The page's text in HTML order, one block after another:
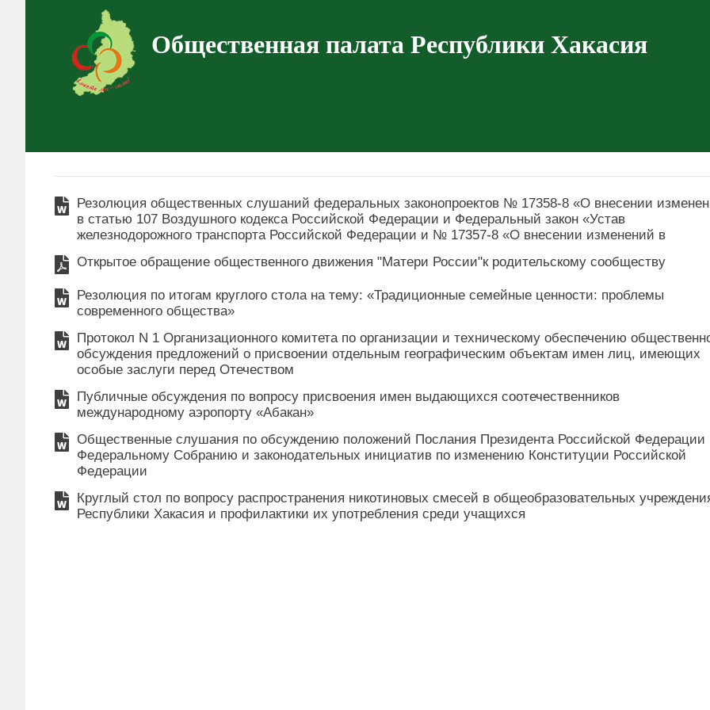
Общественная палата Республики Хакасия
Резолюция общественных слушаний федеральных законопроектов № 17358-8 «О внесении
в статью 107 Воздушного кодекса Российской Федерации и Федеральный закон «Устав
железнодорожного транспорта Российской Федерации и № 17357-8 «О внесении изменений в
Открытое обращение общественного движения "Матери России"к родительскому сообществу
Резолюция по итогам круглого стола на тему: «Традиционные семейные ценности: проблемы
современного общества»
Протокол N 1 Организационного комитета по организации и техническому обеспечению
обсуждения предложений о присвоении отдельным географическим объектам имен лиц, имеющих
особые заслуги перед Отечеством
Публичные обсуждения по вопросу присвоения имен выдающихся соотечественников
международному аэропорту «Абакан»
Общественные слушания по обсуждению положений Послания Президента Российской Федерации
Федеральному Собранию и законодательных инициатив по изменению Конституции Российской
Федерации
Круглый стол по вопросу распространения никотиновых смесей в общеобразовательных
Республики Хакасия и профилактики их употребления среди учащихся